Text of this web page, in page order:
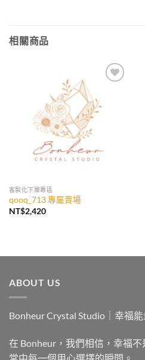
相關商品
客製化下單專區
qooq_713 專屬賣場
NT$2,420
ABOUT US
Bonheur Crystal Studio｜幸福
在 Bonheur，我們相信，幸福